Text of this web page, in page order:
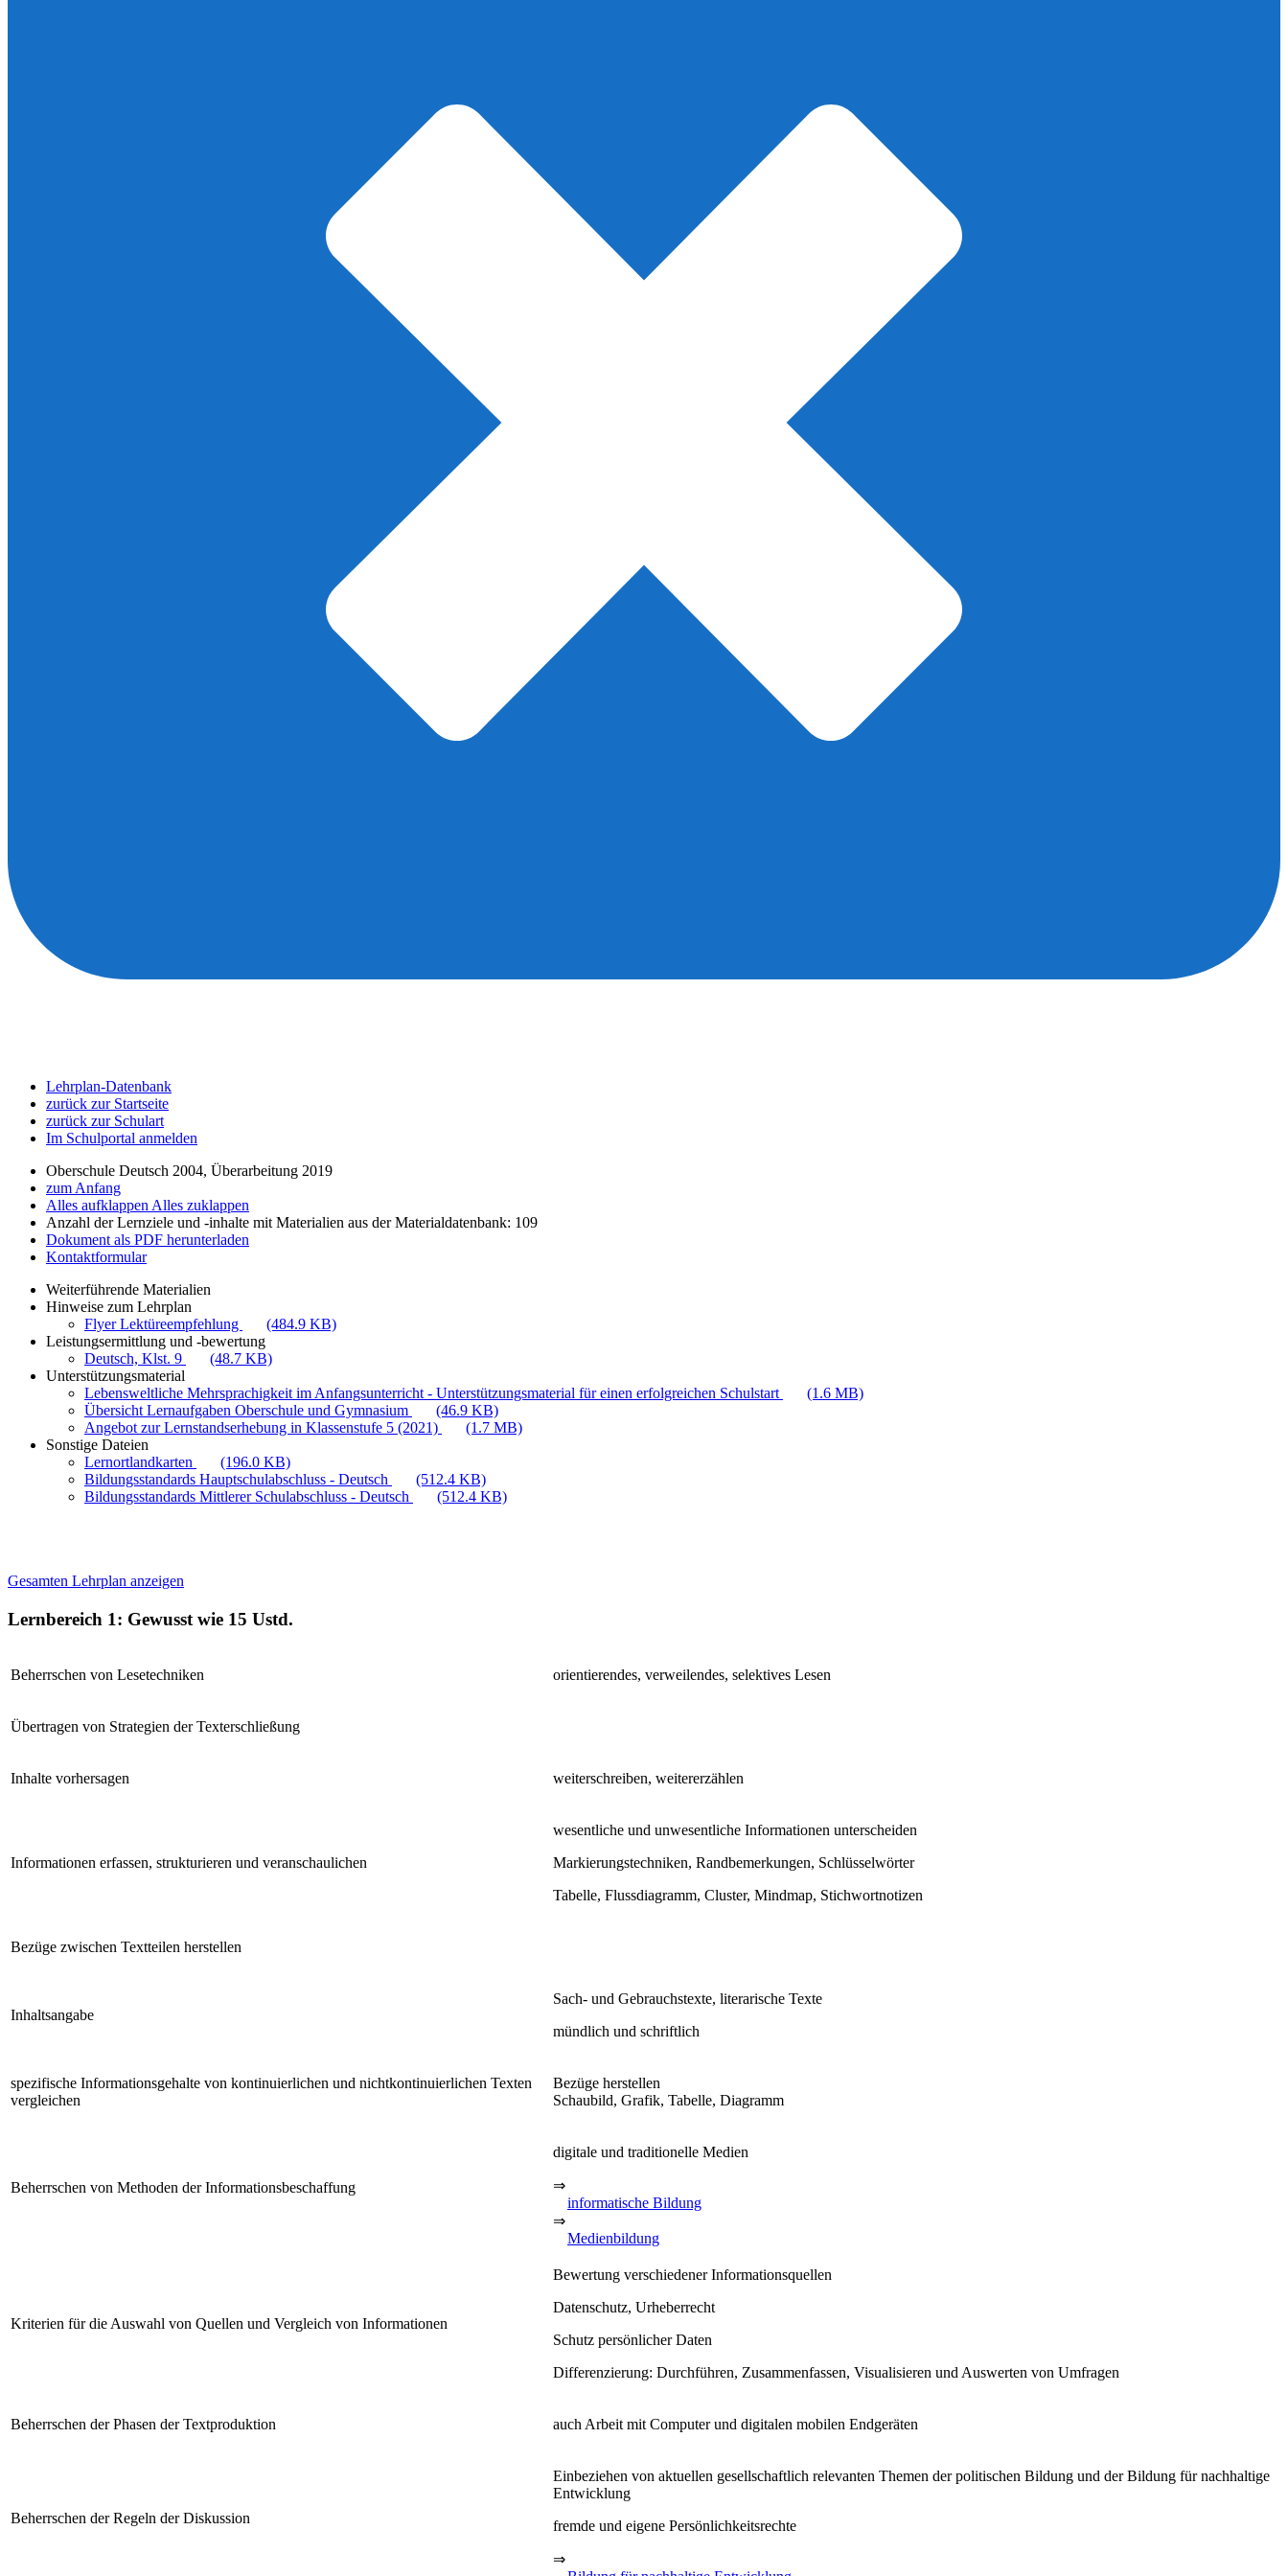
Lehrplan-Datenbank
zurück zur Startseite
zurück zur Schulart
Im Schulportal anmelden
Oberschule Deutsch 2004, Überarbeitung 2019
zum Anfang
Alles aufklappen Alles zuklappen
Anzahl der Lernziele und -inhalte mit Materialien aus der Materialdatenbank: 109
Dokument als PDF herunterladen
Kontaktformular
Weiterführende Materialien
Hinweise zum Lehrplan
Flyer Lektüreempfehlung
(484.9 KB)
Leistungsermittlung und -bewertung
Deutsch, Klst. 9
(48.7 KB)
Unterstützungsmaterial
Lebensweltliche Mehrsprachigkeit im Anfangsunterricht - Unterstützungsmaterial für einen erfolgreichen Schulstart
(1.6 MB)
Übersicht Lernaufgaben Oberschule und Gymnasium
(46.9 KB)
Angebot zur Lernstandserhebung in Klassenstufe 5 (2021)
(1.7 MB)
Sonstige Dateien
Lernortlandkarten
(196.0 KB)
Bildungsstandards Hauptschulabschluss - Deutsch
(512.4 KB)
Bildungsstandards Mittlerer Schulabschluss - Deutsch
(512.4 KB)
Gesamten Lehrplan anzeigen
Lernbereich 1: Gewusst wie 15 Ustd.
Beherrschen von Lesetechniken orientierendes, verweilendes, selektives Lesen
Übertragen von Strategien der Texterschließung
Inhalte vorhersagen weiterschreiben, weitererzählen
Informationen erfassen, strukturieren und veranschaulichen
wesentliche und unwesentliche Informationen unterscheiden
Markierungstechniken, Randbemerkungen, Schlüsselwörter
Tabelle, Flussdiagramm, Cluster, Mindmap, Stichwortnotizen
Bezüge zwischen Textteilen herstellen
Inhaltsangabe
Sach- und Gebrauchstexte, literarische Texte
mündlich und schriftlich
spezifische Informationsgehalte von kontinuierlichen und nichtkontinuierlichen Texten
vergleichen
Bezüge herstellen
Schaubild, Grafik, Tabelle, Diagramm
Beherrschen von Methoden der Informationsbeschaffung
digitale und traditionelle Medien
⇒
informatische Bildung
⇒
Medienbildung
Kriterien für die Auswahl von Quellen und Vergleich von Informationen
Bewertung verschiedener Informationsquellen
Datenschutz, Urheberrecht
Schutz persönlicher Daten
Differenzierung: Durchführen, Zusammenfassen, Visualisieren und Auswerten von Umfragen
Beherrschen der Phasen der Textproduktion auch Arbeit mit Computer und digitalen mobilen Endgeräten
Beherrschen der Regeln der Diskussion
Einbeziehen von aktuellen gesellschaftlich relevanten Themen der politischen Bildung und der Bildung für nachhaltige
Entwicklung
fremde und eigene Persönlichkeitsrechte
⇒